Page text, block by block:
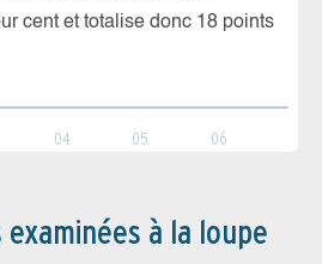
cent et totalise donc 18 points
04 05 06
à la loupe